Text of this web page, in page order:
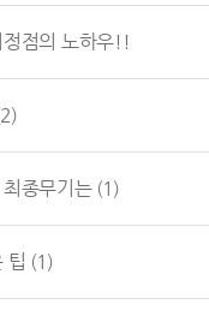
점의 노하우!!
종무기는 (1)
팁 (1)